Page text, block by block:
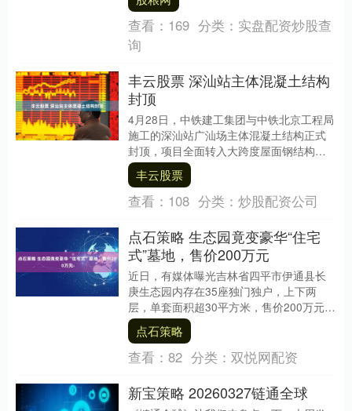
市....
查看： 169 分类： 实盘配资炒股查
询
丰云股票 深汕站主体混凝土结构
封顶
4月28日，中铁建工集团与中铁北京工程局
施工的深汕站广汕场主体混凝土结构正式
封顶，项目全面转入大跨度屋面钢结构体
系和装饰装修样板施工阶段。深汕站位于
深汕特别合作....
丰云股票
查看： 108 分类： 炒股配资公司
点石策略 生态园竟变豪华“住宅
式”墓地，售价200万元
近日，有媒体曝光吉林省四平市伊通县长
庚生态园内存在35座独门独户，上下两
层，单套面积超30平方米，售价200万元左
右的“祠堂墓”，引发热议。 长庚生态园“锦
绣苑....
点石策略
查看： 82 分类： 双悦网配资
新宝策略 20260327链通全球